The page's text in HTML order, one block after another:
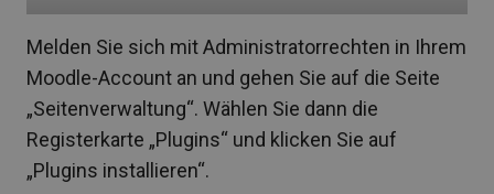
Melden Sie sich mit Administratorrechten in Ihrem
Moodle-Account an und gehen Sie auf die Seite
„Seitenverwaltung“. Wählen Sie dann die
Registerkarte „Plugins“ und klicken Sie auf
„Plugins installieren“.